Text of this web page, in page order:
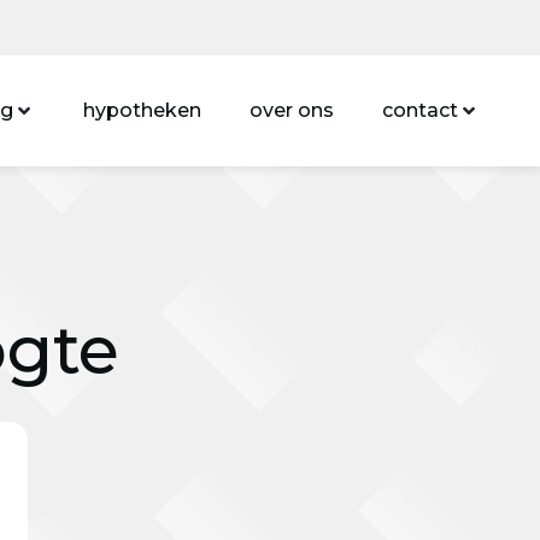
hypotheken over ons contact